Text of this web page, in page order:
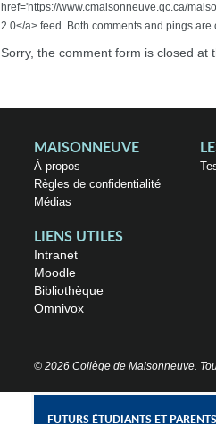
href='https://www.cmaisonneuve.qc.ca/
2.0</a> feed. Both comments and pings are
Sorry, the comment form is closed at
MAISONNEUVE
À propos
Règles de confidentialité
Médias
LIENS UTILES
Intranet
Moodle
Bibliothèque
Omnivox
© 2026 Collège de Maisonneuve.
FUTURS ÉTUDIANTS ET PARENTS